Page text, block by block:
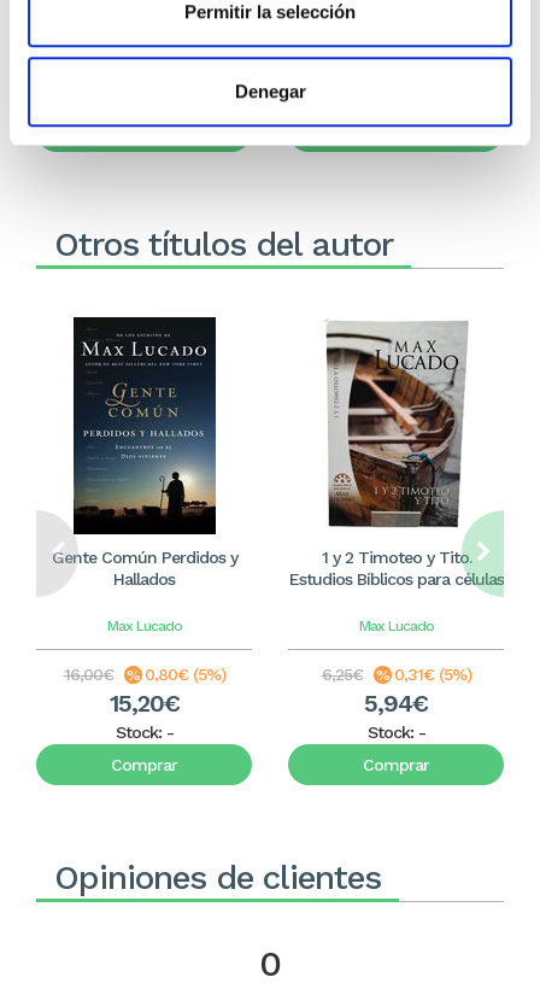
Permitir la selección
Denegar
13,00€ 0,65€ (5%)
12,35€
Comprar
14,99€ 0,75€ (5%)
14,24€
Comprar
Otros títulos del autor
Gente Común Perdidos y
Hallados
Max Lucado
16,00€ 0,80€ (5%)
15,20€
Stock: -
Comprar
1 y 2 Timoteo y Tito.
Estudios Bíblicos para células
Max Lucado
6,25€ 0,31€ (5%)
5,94€
Stock: -
Comprar
Opiniones de clientes
0